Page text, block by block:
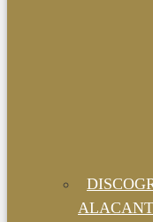
ALACANT